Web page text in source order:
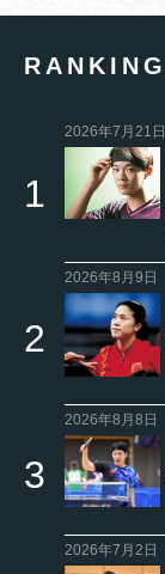
RANKING
2026年7月21日
2026年8月9日
2026年8月8日
2026年7月2日